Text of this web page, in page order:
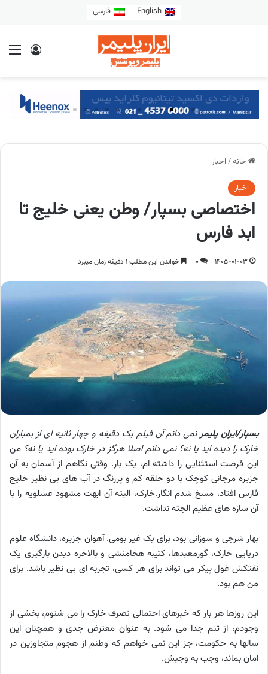
English فارسی
خانه/ اخبار
اخبار
اختصاصی بسپار/ وطن یعنی خلیج تا
ابد فارس
1405-01-03
0 خواندن این مطلب 1 دقیقه زمان میبرد
بسپار/ایران پلیمرنمی دانم آن فیلم یک دقیقه و چهار ثانیه ای از بمباران
خارک را دیده اید یا نه؟ نمی دانم اصلا هرگز در خارک بوده اید یا نه؟ من
این فرصت استثنایی را داشته ام، یک بار. وقتی نگاهم از آسمان به آن
جزیره مرجانی کوچک با دو حلقه کم و پررنگ در آب های بی نظیر خلیج
فارس افتاد، مسخ ‌شدم انگار.خارک، البته آن ابهت مشهود عسلویه را با
آن سازه های عظیم الجثه نداشت.
بهار شرجی و سوزانی بود، برای یک غیر بومی. آهوان جزیره، دانشگاه علوم
دریایی خارک، گورمعبدها، کتیبه هخامنشی و بالاخره دیدن بارگیری یک
نفتکش غول پیکر می تواند برای هر کسی، تجربه ای بی نظیر باشد. برای
من هم بود.
این روزها هر بار که خبرهای احتمالی تصرف خارک را می شنوم، بخشی از
وجودم، از تنم جدا می شود.به عنوان معترض جدی و همچنان این
سالها به حکومت، جز این نمی خواهم که وطنم از هجوم متجاوزین در
امان بماند، وجب به وجبش.